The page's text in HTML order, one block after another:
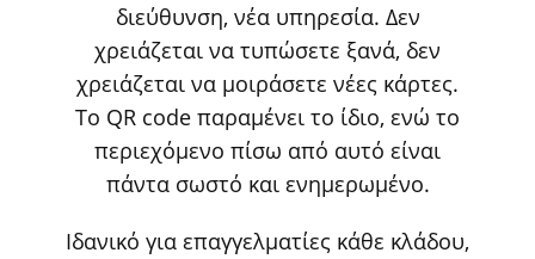
διεύθυνση, νέα υπηρεσία. Δεν
χρειάζεται να τυπώσετε ξανά, δεν
χρειάζεται να μοιράσετε νέες κάρτες.
Το QR code παραμένει το ίδιο, ενώ το
περιεχόμενο πίσω από αυτό είναι
πάντα σωστό και ενημερωμένο.
Ιδανικό για επαγγελματίες κάθε κλάδου,